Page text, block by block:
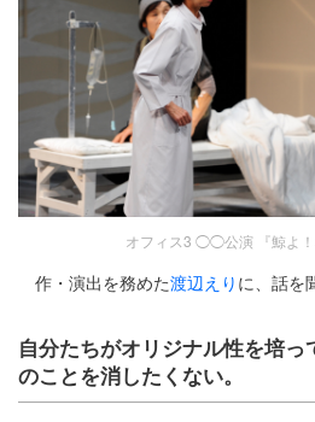
オフィス3 ◯◯公演 『鯨よ！
作・演出を務めた渡辺えり に、話を
自分たちがオリジナル性を培
のことを消したくない。